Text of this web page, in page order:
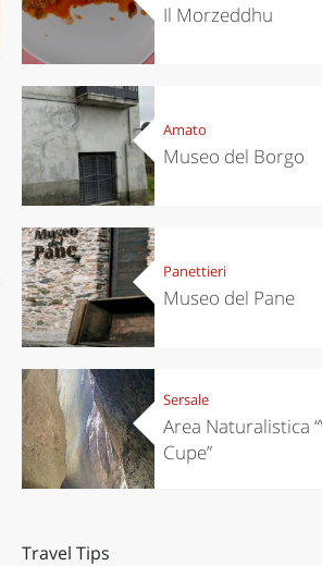
Il Morzeddhu
Amato
Museo del Borgo
Panettieri
Museo del Pane
Sersale
Area Naturalistica
Cupe”
Travel Tips